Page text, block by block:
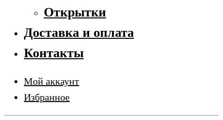
Открытки
Доставка и оплата
Контакты
Мой аккаунт
Избранное